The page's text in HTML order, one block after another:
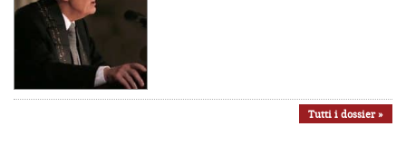
Tutti i dossier »